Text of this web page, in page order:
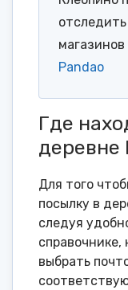
магазинов
Pandao
Где
деревне
Для того
посылку в
следуя
выбрать